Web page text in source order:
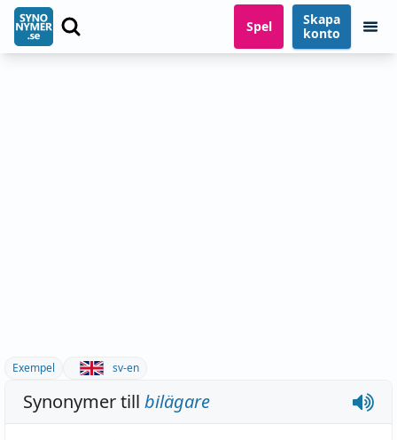
Spel
Skapa
konto
Exempel sv-en
Synonymer till bilägare